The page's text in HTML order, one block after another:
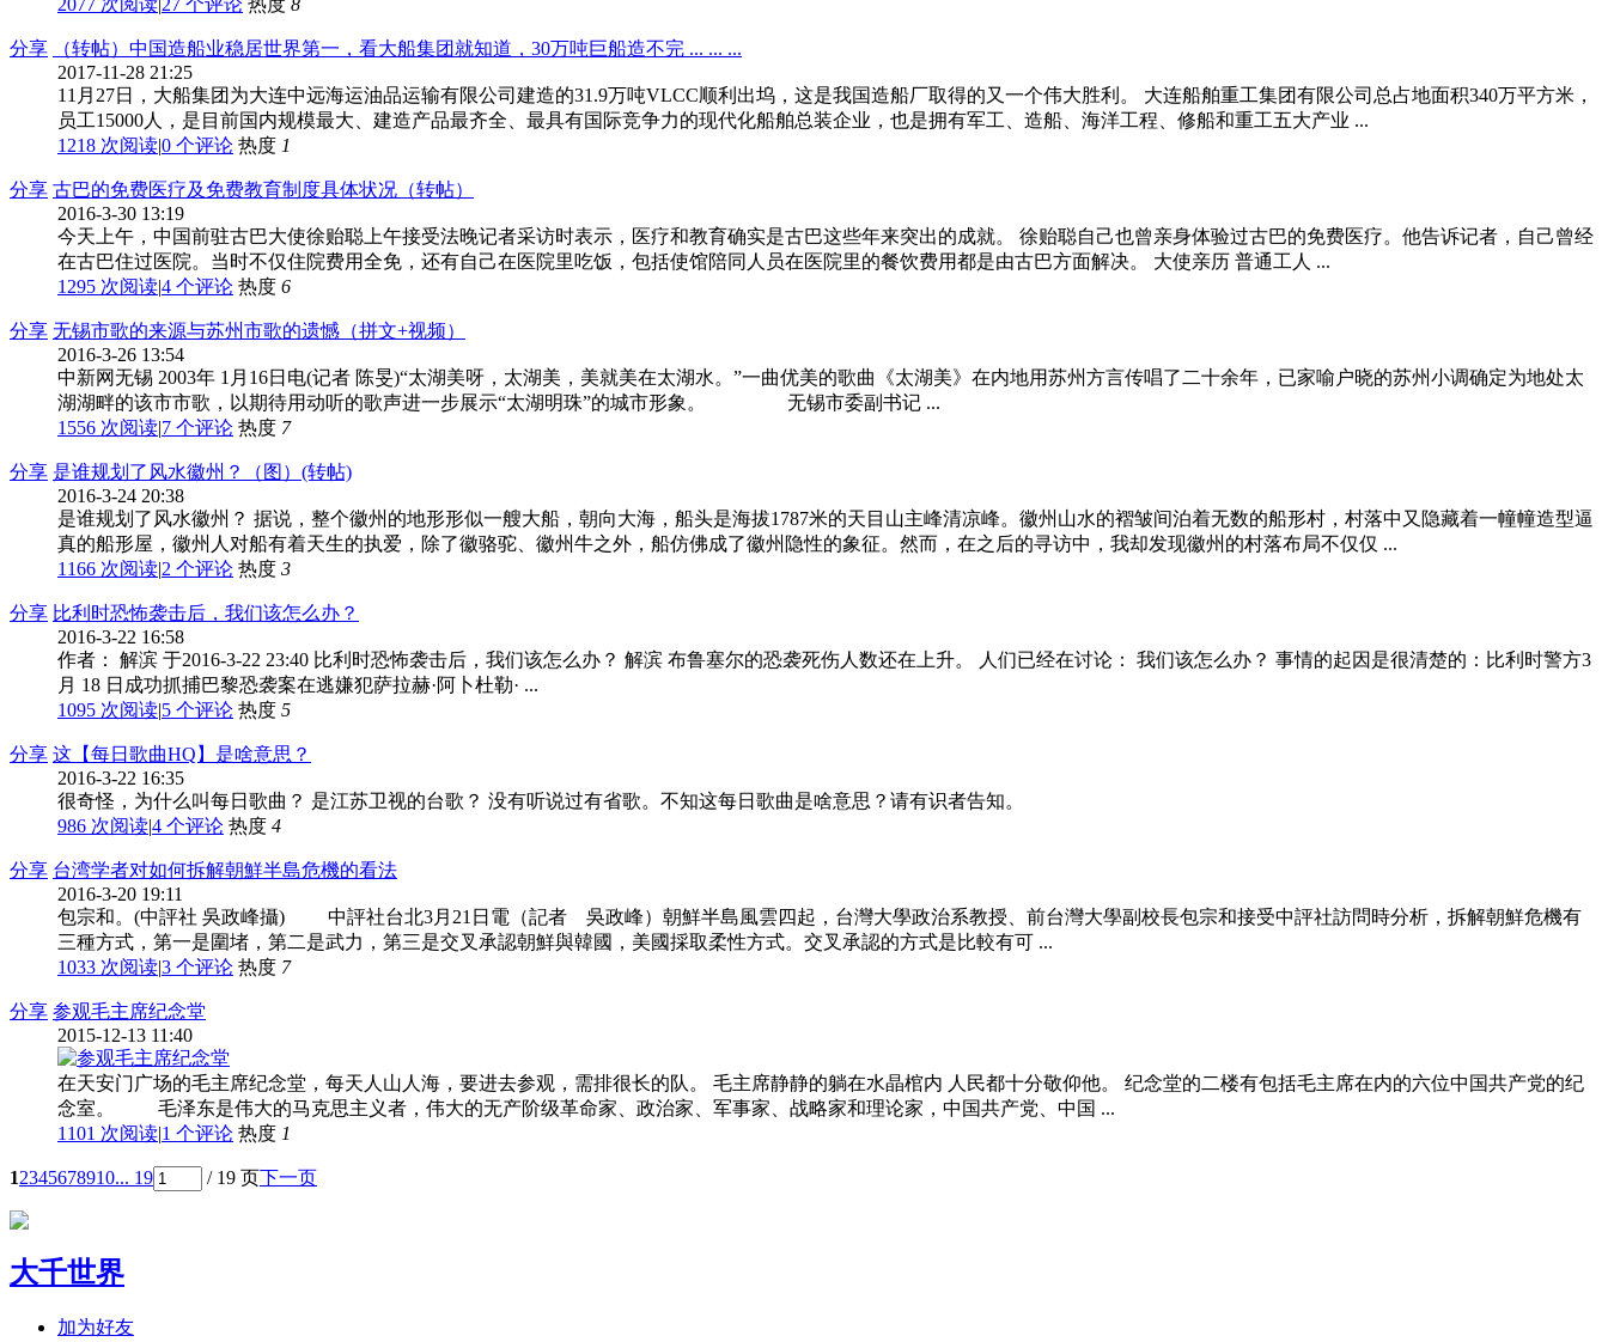
分享
（转帖）中国造船业稳居世界第一，看大船集团就知道，30万吨巨船造不完 ... ... ...
2017-11-28 21:25
11月27日，大船集团为大连中远海运油品运输有限公司建造的31.9万吨VLCC顺利出坞，这是我国造船厂取得的又一个伟大胜利。 大连船舶重工集团有限公司总占地面积340万平方米，
员工15000人，是目前国内规模最大、建造产品最齐全、最具有国际竞争力的现代化船舶总装企业，也是拥有军工、造船、海洋工程、修船和重工五大产业 ...
1218 次阅读|0 个评论 热度 1
分享 古巴的免费医疗及免费教育制度具体状况（转帖）
2016-3-30 13:19
今天上午，中国前驻古巴大使徐贻聪上午接受法晚记者采访时表示，医疗和教育确实是古巴这些年来突出的成就。 徐贻聪自己也曾亲身体验过古巴的免费医疗。他告诉记者，自己曾经
在古巴住过医院。当时不仅住院费用全免，还有自己在医院里吃饭，包括使馆陪同人员在医院里的餐饮费用都是由古巴方面解决。 大使亲历 普通工人 ...
1295 次阅读|4 个评论 热度 6
分享 无锡市歌的来源与苏州市歌的遗憾（拼文+视频）
2016-3-26 13:54
中新网无锡 2003年 1月16日电(记者 陈旻)“太湖美呀，太湖美，美就美在太湖水。”一曲优美的歌曲《太湖美》在内地用苏州方言传唱了二十余年，已家喻户晓的苏州小调确定为地处太
湖湖畔的该市市歌，以期待用动听的歌声进一步展示“太湖明珠”的城市形象。 无锡市委副书记 ...
1556 次阅读|7 个评论 热度 7
分享 是谁规划了风水徽州？（图）(转帖)
2016-3-24 20:38
是谁规划了风水徽州？ 据说，整个徽州的地形形似一艘大船，朝向大海，船头是海拔1787米的天目山主峰清凉峰。徽州山水的褶皱间泊着无数的船形村，村落中又隐藏着一幢幢造型逼
真的船形屋，徽州人对船有着天生的执爱，除了徽骆驼、徽州牛之外，船仿佛成了徽州隐性的象征。然而，在之后的寻访中，我却发现徽州的村落布局不仅仅 ...
1166 次阅读|2 个评论 热度 3
分享 比利时恐怖袭击后，我们该怎么办？
2016-3-22 16:58
作者： 解滨 于2016-3-22 23:40 比利时恐怖袭击后，我们该怎么办？ 解滨 布鲁塞尔的恐袭死伤人数还在上升。 人们已经在讨论： 我们该怎么办？ 事情的起因是很清楚的：比利时警方3
月 18 日成功抓捕巴黎恐袭案在逃嫌犯萨拉赫·阿卜杜勒· ...
1095 次阅读|5 个评论 热度 5
分享 这【每日歌曲HQ】是啥意思？
2016-3-22 16:35
很奇怪，为什么叫每日歌曲？ 是江苏卫视的台歌？ 没有听说过有省歌。不知这每日歌曲是啥意思？请有识者告知。
986 次阅读|4 个评论 热度 4
分享 台湾学者对如何拆解朝鮮半島危機的看法
2016-3-20 19:11
包宗和。(中評社 吳政峰攝) 中評社台北3月21日電（記者 吳政峰）朝鮮半島風雲四起，台灣大學政治系教授、前台灣大學副校長包宗和接受中評社訪問時分析，拆解朝鮮危機有
三種方式，第一是圍堵，第二是武力，第三是交叉承認朝鮮與韓國，美國採取柔性方式。交叉承認的方式是比較有可 ...
1033 次阅读|3 个评论 热度 7
分享 参观毛主席纪念堂
2015-12-13 11:40
在天安门广场的毛主席纪念堂，每天人山人海，要进去参观，需排很长的队。 毛主席静静的躺在水晶棺内 人民都十分敬仰他。 纪念堂的二楼有包括毛主席在内的六位中国共产党的纪
念室。 毛泽东是伟大的马克思主义者，伟大的无产阶级革命家、政治家、军事家、战略家和理论家，中国共产党、中国 ...
1101 次阅读|1 个评论 热度 1
12345678910... 19 / 19 页下一页
大千世界
加为好友